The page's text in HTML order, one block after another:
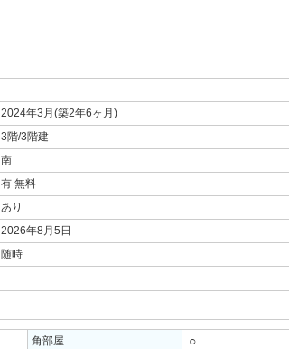
2024年3月(築2年6ヶ月)
3階/3階建
南
有 無料
あり
2026年8月5日
随時
角部屋 ○